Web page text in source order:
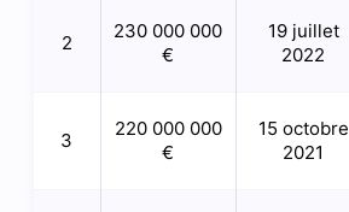
2
230 000 000
€
19 juillet
2022
3
220 000 000
€
15 octobre
2021